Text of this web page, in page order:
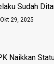
Sudah
Okt 29, 2025
Naikkan